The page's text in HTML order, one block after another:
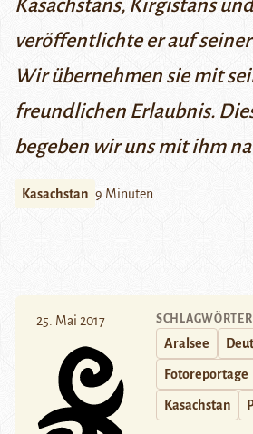
Kasachstans, Kirgistans
veröffentlichte erauf
Wir übernehmen sie mit
freundlichen Erlaubnis.
begeben wir uns mit ihm
Kasachstan 9 Minuten
25. Mai 2017 SCHLAGWÖRTER
Aralsee
Fotoreportage
Kasachstan